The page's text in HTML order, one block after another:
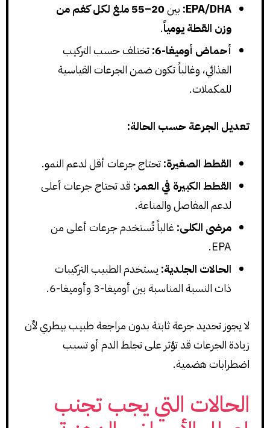
EPA/DHA: بين
20–55 ملغ لكل كغم من
وزن القطة يومياً.
أحماض أوميغا-6:
تختلف حسب التركيب
الغذائي، وغالباً تكون ضمن الجرعات القياسية
للمكملات.
تعديل الجرعة حسب الحالة:
القطط الصغيرة:تحتاج جرعات أقل لدعم النمو.
القطط الكبيرة في العمر: قد تحتاج جرعات أعلى
لدعم المفاصل والمناعة.
مرضى الكلى:غالباً تُستخدم جرعات أعلى من
EPA.
الحالات الجلدية: يستخدم الطبيب التركيبات
ذات النسبة المناسبة بين أوميغا-3 وأوميغا-6.
لا يجوز تحديد جرعة ثابتة بدون مراجعة طبيب بيطري لأن
زيادة الجرعات قد تؤثر على تجلط الدم أو تسبب
اضطرابات هضمية.
الحالات التي يجب تجنب